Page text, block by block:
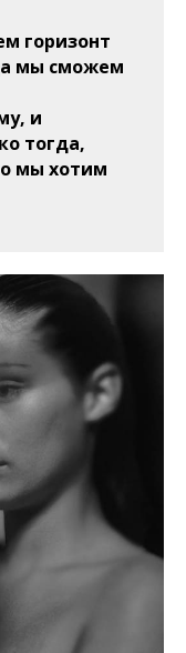
горизонт
мы сможем
и
тогда,
мы хотим